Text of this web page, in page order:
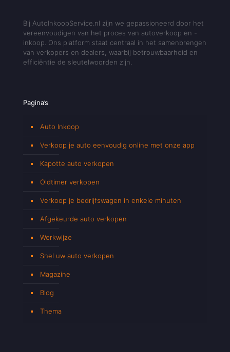
Bij AutoInkoopService.nl zijn we gepassioneerd door het
vereenvoudigen van het proces van autoverkoop en -
inkoop. Ons platform staat centraal in het samenbrengen
van verkopers en dealers, waarbij betrouwbaarheid en
efficiëntie de sleutelwoorden zijn.
Pagina’s
Auto Inkoop
Verkoop je auto eenvoudig online met onze app
Kapotte auto verkopen
Oldtimer verkopen
Verkoop je bedrijfswagen in enkele minuten
Afgekeurde auto verkopen
Werkwijze
Snel uw auto verkopen
Magazine
Blog
Thema